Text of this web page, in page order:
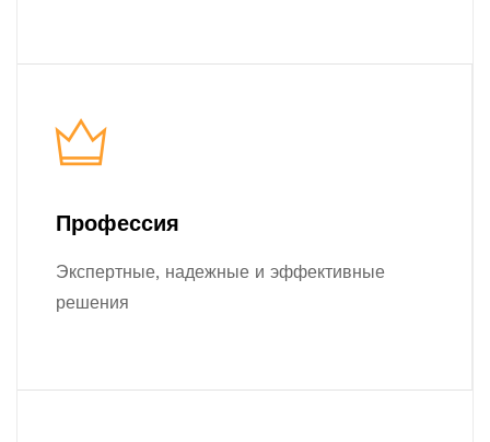
Профессия
Экспертные, надежные и эффективные
решения